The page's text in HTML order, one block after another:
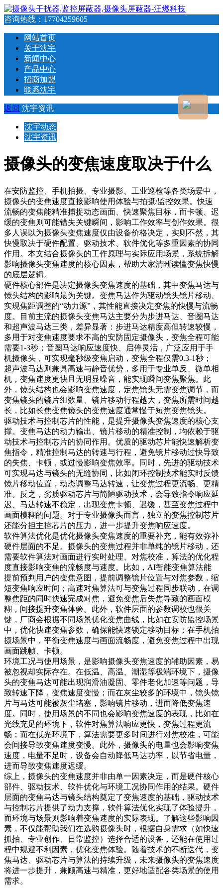
咨询热线： 17704259605
网站首页
关于沈宇
新闻中心
产品中心
招商加盟
联系沈宇
返回 沈宇资讯
沈宇动态
沈宇资讯
摄像头的变焦速度取决于什么
在安防监控、手机拍摄、专业摄影、工业巡检等各类场景中，
摄像头的变焦速度直接影响使用体验与拍摄/监控效果。快速
流畅的变焦能精准捕捉动态画面、快速聚焦目标，而卡顿、迟
缓的变焦则可能错失关键瞬间，影响工作效率与创作效果。很
多人误以为摄像头变焦速度仅由设备价格决定，实则不然，其
快慢取决于硬件配置、驱动技术、软件优化等多重因素的协同
作用。本文结合摄像头的工作原理与实际应用场景，系统拆解
影响摄像头变焦速度的核心因素，帮助大家清晰读懂变焦快慢
的底层逻辑。
硬件核心部件是决定摄像头变焦速度的基础，其中变焦马达与
镜头结构的影响最为关键。变焦马达作为驱动镜头镜片移动、
实现焦距调整的“动力源”，其性能直接决定变焦的快慢与流畅
度。目前主流的摄像头变焦马达主要分为步进马达、音圈马达
和超声波马达三类，差异显著：步进马达精度高但转速较慢，
多用于对变焦速度要求不高的安防固定摄像头，变焦全程可能
需要1-3秒；音圈马达响应速度快、启停灵活，广泛应用于手
机摄像头，可实现毫秒级变焦启动，变焦全程仅需0.3-1秒；
超声波马达则兼具高速与静音优势，多用于专业单反、微单相
机，变焦速度更快且无明显噪音，能实现瞬间变焦聚焦。此
外，镜头结构也会影响变焦速度，定焦镜头无需变焦调节，而
变焦镜头的镜片组数量、镜片移动行程越大，变焦所需时间越
长，比如长焦变焦镜头的变焦速度通常慢于短焦变焦镜头。
驱动技术与控制芯片的性能，是提升摄像头变焦速度的核心支
撑。变焦马达的动力输出、镜片移动的精准控制，均依赖于驱
动技术与控制芯片的协同作用。优质的驱动芯片能快速解析变
焦指令，精准控制马达的转速与行程，避免镜片移动过快导致
的失焦、卡顿，或过慢影响变焦效率。同时，先进的驱动技术
可实现马达与镜头的无缝协同，比如闭环控制技术能实时反馈
镜片移动位置，动态调整马达转速，让变焦过程更流畅、更精
准。反之，劣质驱动芯片与简陋驱动技术，会导致指令响应延
迟、马达转速不稳定，出现变焦卡顿、迟缓，甚至变焦过程中
画面模糊的问题。对于专业摄像头而言，独立的变焦控制芯片
还能分担主控芯片的压力，进一步提升变焦响应速度。
软件算法优化是优化摄像头变焦速度的重要补充，能有效弥补
硬件层面的不足。摄像头的变焦过程并非单纯的镜片移动，还
需要软件算法对画面进行实时处理、对焦校准，算法的优化程
度直接影响变焦的流畅度与速度。比如，AI智能变焦算法能
提前预判用户的变焦意图，提前调整镜片位置与对焦参数，缩
短变焦响应时间；高速对焦算法可与变焦过程同步联动，在调
整焦距的同时快速完成对焦，避免变焦后失焦导致的画面模
糊，间接提升变焦体验。此外，软件层面的参数调校也很关
键，厂商会根据不同场景优化变焦曲线，比如在安防监控场景
中，优化快速变焦参数，确保能快速锁定移动目标；在手机拍
摄场景中，平衡变焦速度与画面流畅度，避免变焦过程中出现
画面跳帧、卡顿。
环境工况与使用场景，是影响摄像头变焦速度的辅助因素，易
被忽视却实际存在。在低温、高温、潮湿等极端环境下，摄像
头的变焦马达可能出现润滑油凝固、零件老化加速等问题，导
致转速下降，变焦速度变慢；而在灰尘较多的环境中，镜头镜
片与马达可能被灰尘堵塞，影响镜片移动，进而降低变焦速
度。同时，使用场景的不同也会影响变焦速度的表现，比如在
光线充足的环境下，软件对焦算法响应更快，变焦过程更流
畅；而在低光环境下，算法需要更多时间进行对焦校准，可能
会间接导致变焦速度变慢。此外，摄像头的电量也会影响变焦
速度，电量不足时，设备会自动降低马达功率，以节省电量，
进而导致变焦速度迟缓。
综上，摄像头的变焦速度并非由单一因素决定，而是硬件核心
部件、驱动技术、软件优化与环境工况协同作用的结果。硬件
层面的变焦马达与镜头结构奠定了变焦速度的基础，驱动技术
与控制芯片提供了动力支撑，软件算法优化实现了体验提升，
而环境与场景则影响着变焦速度的实际表现。了解这些影响因
素，不仅能帮助我们在选购摄像头时，根据自身需求（如快速
抓拍、专业创作、日常监控）选择合适的设备，还能在使用过
程中规避不利因素，优化变焦体验。随着技术的不断迭代，变
焦马达、驱动芯片与算法的持续升级，未来摄像头的变焦速度
将进一步提升，兼顾高速与精准，更好地适配各类场景的使用
需求。